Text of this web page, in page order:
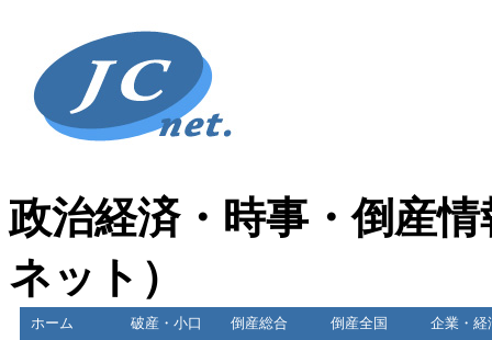
政治経済・時事・倒産
ネット）
ホーム 破産・小口 倒産総合 倒産全国 企業・経